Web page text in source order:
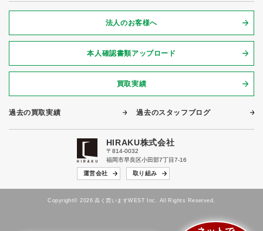
法人のお客様へ
本人確認書類アップロード
買取実績
過去の買取実績 過去のスタッフブログ
HIRAKU株式会社
〒814-0032
福岡市早良区小田部7丁目7-16
運営会社 取り組み
Copyright© 2026 高く買いますWEST Inc. All Rights Reserved.